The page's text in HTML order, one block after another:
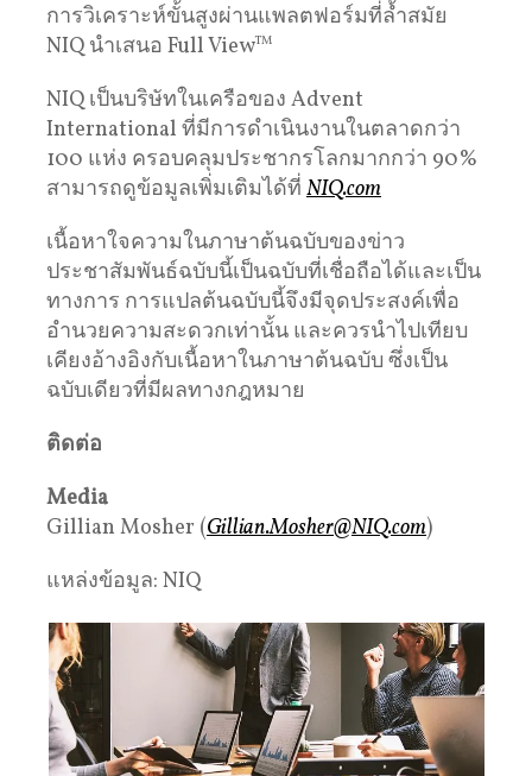
การวิเคราะห์ขั้นสูงผ่านแพลตฟอร์มที่ล้ำสมัย
NIQ นำเสนอ Full ViewTM
NIQ เป็นบริษัทในเครือของ Advent
International ที่มีการดำเนินงานในตลาดกว่า
100 แห่ง ครอบคลุมประชากรโลกมากกว่า 90%
สามารถดูข้อมูลเพิ่มเติมได้ที่ NIQ.com
เนื้อหาใจความในภาษาต้นฉบับของข่าว
ประชาสัมพันธ์ฉบับนี้เป็นฉบับที่เชื่อถือได้และเป็น
ทางการ การแปลต้นฉบับนี้จึงมีจุดประสงค์เพื่อ
อำนวยความสะดวกเท่านั้น และควรนำไปเทียบ
เคียงอ้างอิงกับเนื้อหาในภาษาต้นฉบับ ซึ่งเป็น
ฉบับเดียวที่มีผลทางกฎหมาย
ติดต่อ
Media
Gillian Mosher (Gillian.Mosher@NIQ.com)
แหล่งข้อมูล: NIQ